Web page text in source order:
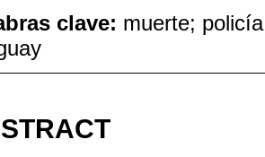
clave: muerte;